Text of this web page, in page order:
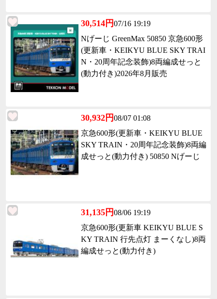
30,514円07/16 19:19
Nげーじ GreenMax 50850 京急600形
(更新車・KEIKYU BLUE SKY TRAI
N・20周年記念装飾)8両編成せっと
(動力付き)2026年8月販売
30,932円08/07 01:08
京急600形(更新車・KEIKYU BLUE
SKY TRAIN・20周年記念装飾)8両編
成せっと(動力付き) 50850 Nげーじ
31,135円08/06 19:19
京急600形(更新車 KEIKYU BLUE S
KY TRAIN 行先点灯 まーくなし)8両
編成せっと(動力付き)